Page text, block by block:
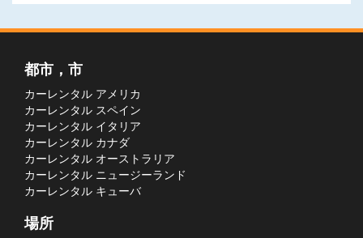
都市，市
カーレンタル アメリカ
カーレンタル スペイン
カーレンタル イタリア
カーレンタル カナダ
カーレンタル オーストラリア
カーレンタル ニュージーランド
カーレンタル キューバ
場所